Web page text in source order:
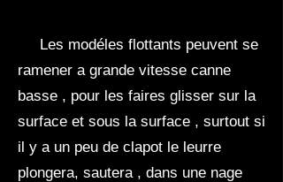
Les modéles flottants peuvent se
ramener a grande vitesse canne
basse , pour les faires glisser sur la
surface et sous la surface , surtout si
il y a un peu de clapot le leurre
plongera, sautera , dans une nage